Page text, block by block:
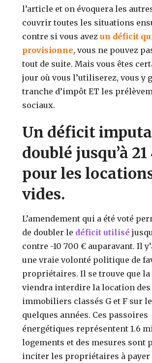
l’article et on évoquera les
couvrir toutes les situations
contre si vous avezun déficit
provisionne, vous ne pouvez
tout de suite. Mais vous êtes
jour où vous l’utiliserez, vous y
tranche d’impôt ET les
sociaux.
Un déficit
doublé jusqu’à
pour les
vides.
L’amendement qui a été voté
de doubler le déficit utilisé
contre -10 700 € auparavant. Il
une vraie volonté politique de
propriétaires. Il se trouve que
viendra interdire la location des
immobiliers classés G et F sur
quelques années. Ces passoires
énergétiques représentent 1.6
logements et des mesures sont
inciter les propriétaires à payer